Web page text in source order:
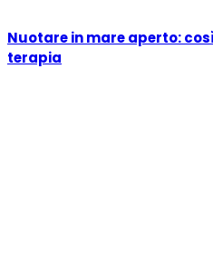
Nuotare in mare aperto:
terapia